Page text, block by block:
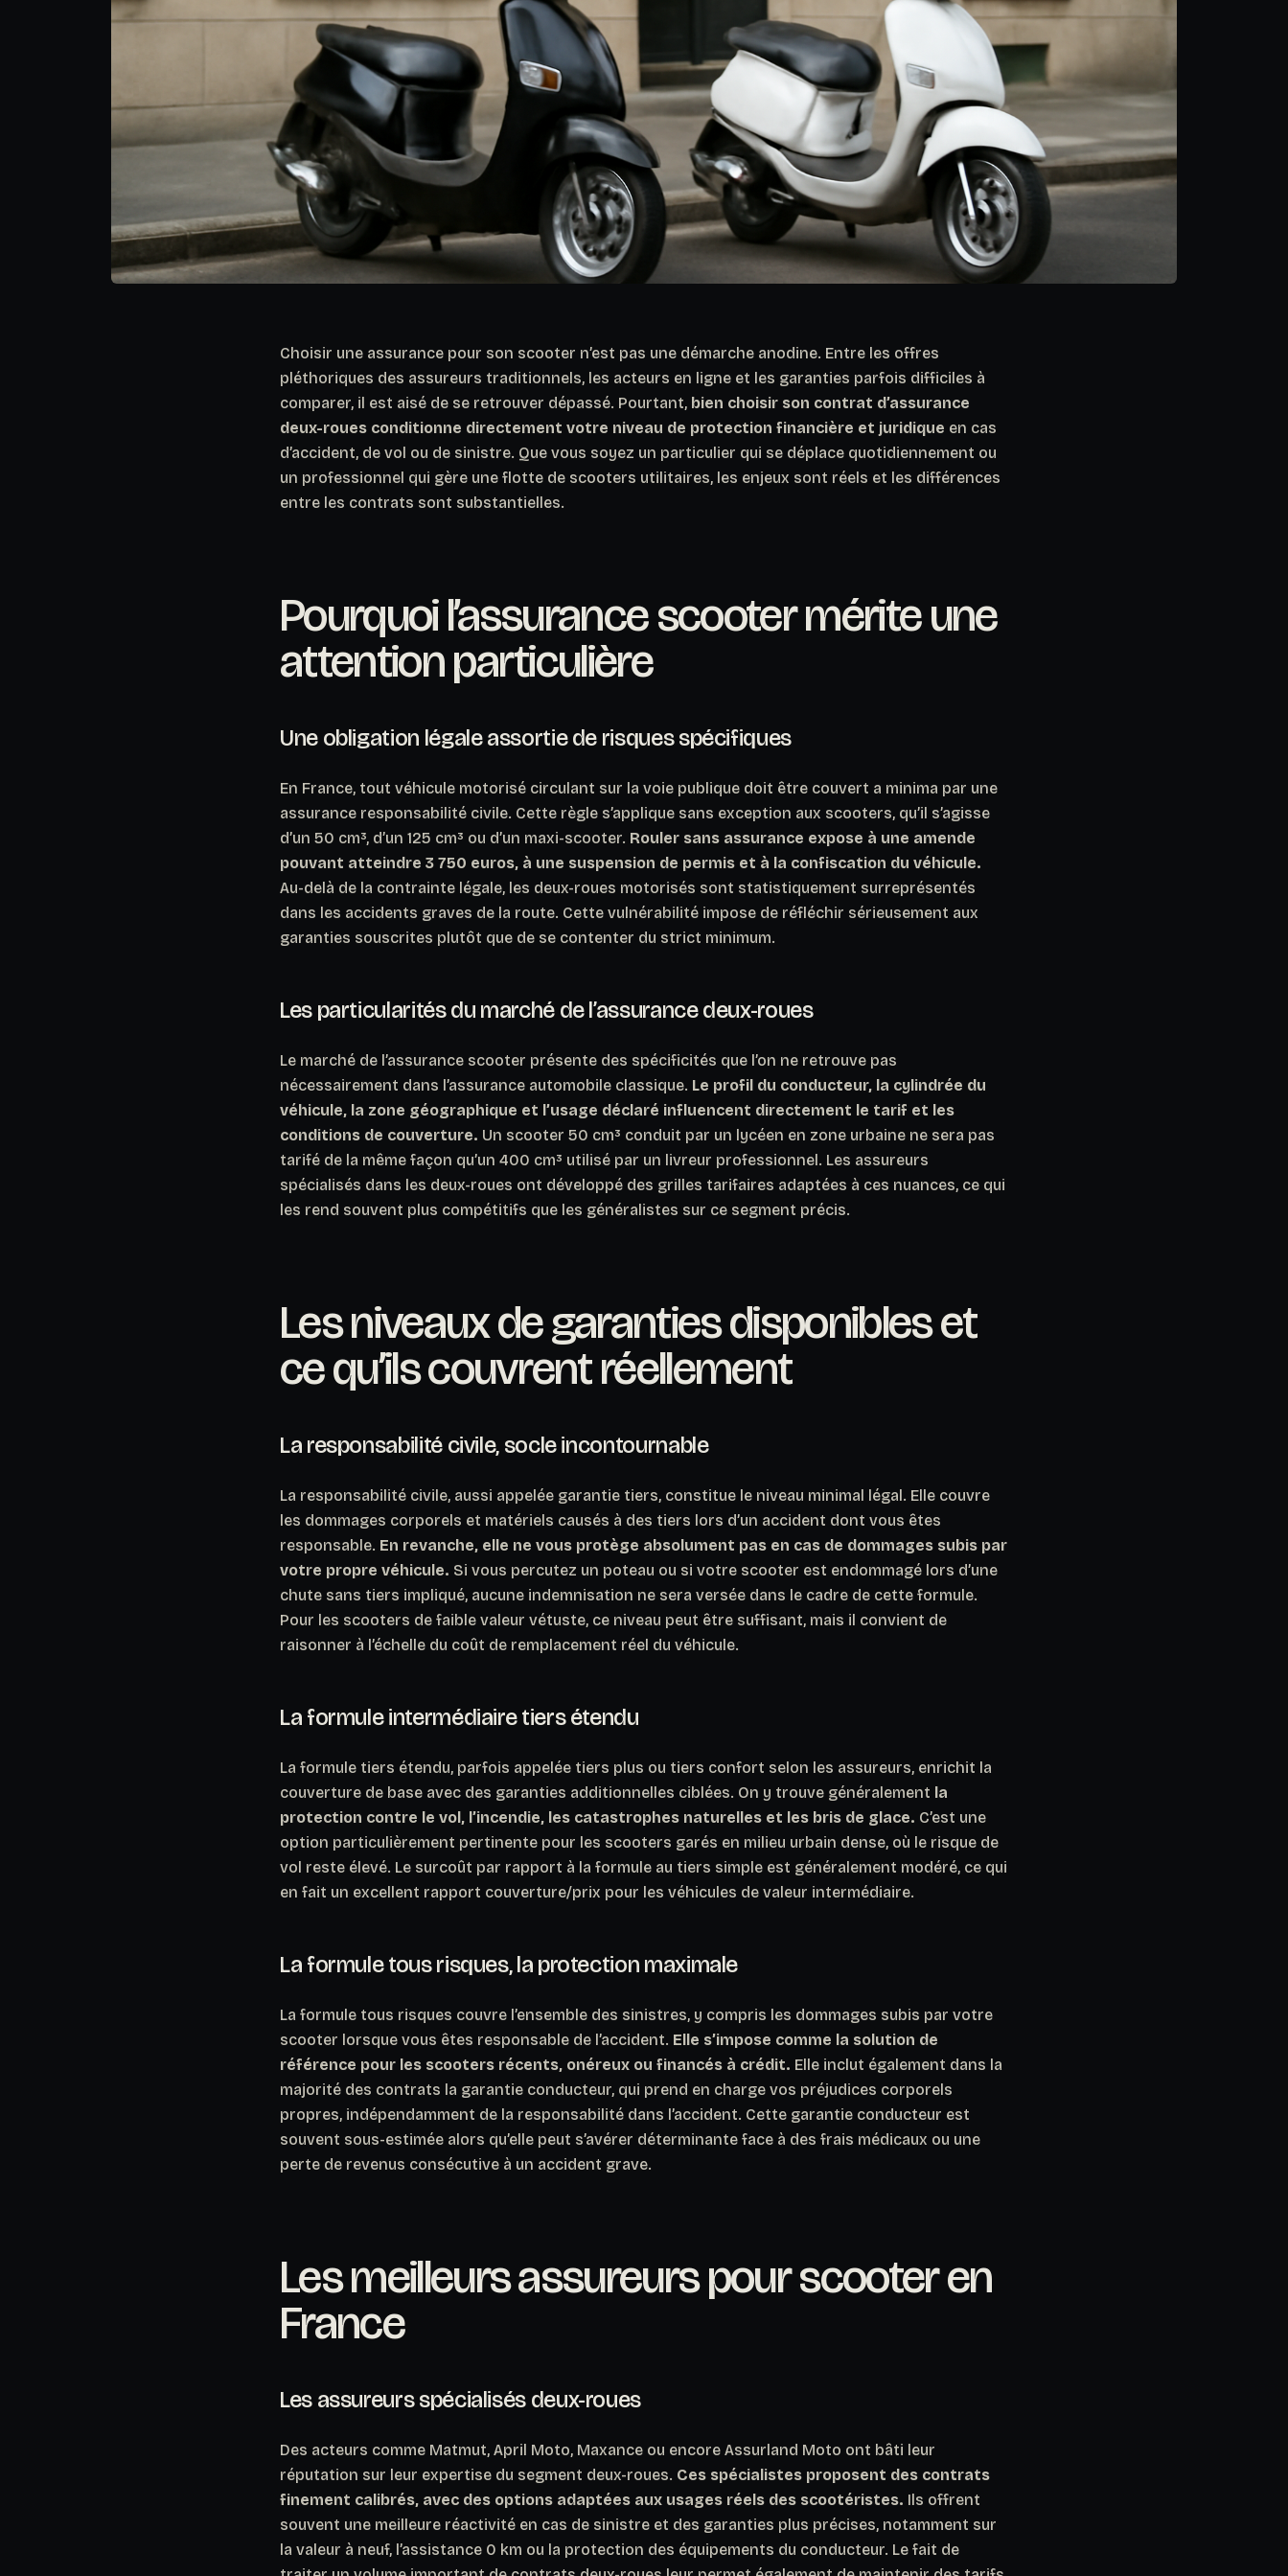
Choisir une assurance pour son scooter n’est pas une démarche anodine. Entre les offres
pléthoriques des assureurs traditionnels, les acteurs en ligne et les garanties parfois difficiles à
comparer, il est aisé de se retrouver dépassé. Pourtant, bien choisir son contrat d’assurance
deux-roues conditionne directement votre niveau de protection financière et juridique en cas
d’accident, de vol ou de sinistre. Que vous soyez un particulier qui se déplace quotidiennement ou
un professionnel qui gère une flotte de scooters utilitaires, les enjeux sont réels et les différences
entre les contrats sont substantielles.
Pourquoi l’assurance scooter mérite une
attention particulière
Une obligation légale assortie de risques spécifiques
En France, tout véhicule motorisé circulant sur la voie publique doit être couvert a minima par une
assurance responsabilité civile. Cette règle s’applique sans exception aux scooters, qu’il s’agisse
d’un 50 cm³, d’un 125 cm³ ou d’un maxi-scooter. Rouler sans assurance expose à une amende
pouvant atteindre 3 750 euros, à une suspension de permis et à la confiscation du véhicule.
Au-delà de la contrainte légale, les deux-roues motorisés sont statistiquement surreprésentés
dans les accidents graves de la route. Cette vulnérabilité impose de réfléchir sérieusement aux
garanties souscrites plutôt que de se contenter du strict minimum.
Les particularités du marché de l’assurance deux-roues
Le marché de l’assurance scooter présente des spécificités que l’on ne retrouve pas
nécessairement dans l’assurance automobile classique. Le profil du conducteur, la cylindrée du
véhicule, la zone géographique et l’usage déclaré influencent directement le tarif et les
conditions de couverture. Un scooter 50 cm³ conduit par un lycéen en zone urbaine ne sera pas
tarifé de la même façon qu’un 400 cm³ utilisé par un livreur professionnel. Les assureurs
spécialisés dans les deux-roues ont développé des grilles tarifaires adaptées à ces nuances, ce qui
les rend souvent plus compétitifs que les généralistes sur ce segment précis.
Les niveaux de garanties disponibles et
ce qu’ils couvrent réellement
La responsabilité civile, socle incontournable
La responsabilité civile, aussi appelée garantie tiers, constitue le niveau minimal légal. Elle couvre
les dommages corporels et matériels causés à des tiers lors d’un accident dont vous êtes
responsable. En revanche, elle ne vous protège absolument pas en cas de dommages subis par
votre propre véhicule. Si vous percutez un poteau ou si votre scooter est endommagé lors d’une
chute sans tiers impliqué, aucune indemnisation ne sera versée dans le cadre de cette formule.
Pour les scooters de faible valeur vétuste, ce niveau peut être suffisant, mais il convient de
raisonner à l’échelle du coût de remplacement réel du véhicule.
La formule intermédiaire tiers étendu
La formule tiers étendu, parfois appelée tiers plus ou tiers confort selon les assureurs, enrichit la
couverture de base avec des garanties additionnelles ciblées. On y trouve généralement la
protection contre le vol, l’incendie, les catastrophes naturelles et les bris de glace. C’est une
option particulièrement pertinente pour les scooters garés en milieu urbain dense, où le risque de
vol reste élevé. Le surcoût par rapport à la formule au tiers simple est généralement modéré, ce qui
en fait un excellent rapport couverture/prix pour les véhicules de valeur intermédiaire.
La formule tous risques, la protection maximale
La formule tous risques couvre l’ensemble des sinistres, y compris les dommages subis par votre
scooter lorsque vous êtes responsable de l’accident. Elle s’impose comme la solution de
référence pour les scooters récents, onéreux ou financés à crédit. Elle inclut également dans la
majorité des contrats la garantie conducteur, qui prend en charge vos préjudices corporels
propres, indépendamment de la responsabilité dans l’accident. Cette garantie conducteur est
souvent sous-estimée alors qu’elle peut s’avérer déterminante face à des frais médicaux ou une
perte de revenus consécutive à un accident grave.
Les meilleurs assureurs pour scooter en
France
Les assureurs spécialisés deux-roues
Des acteurs comme Matmut, April Moto, Maxance ou encore Assurland Moto ont bâti leur
réputation sur leur expertise du segment deux-roues. Ces spécialistes proposent des contrats
finement calibrés, avec des options adaptées aux usages réels des scootéristes. Ils offrent
souvent une meilleure réactivité en cas de sinistre et des garanties plus précises, notamment sur
la valeur à neuf, l’assistance 0 km ou la protection des équipements du conducteur. Le fait de